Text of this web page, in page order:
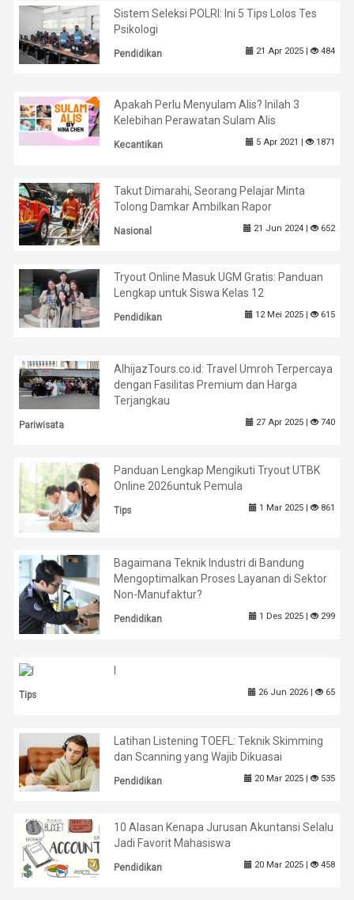
Sistem Seleksi POLRI: Ini 5 Tips Lolos Tes
Psikologi
Pendidikan 21 Apr 2025 | 484
Apakah Perlu Menyulam Alis? Inilah 3
Kelebihan Perawatan Sulam Alis
Kecantikan 5 Apr 2021 | 1871
Takut Dimarahi, Seorang Pelajar Minta
Tolong Damkar Ambilkan Rapor
Nasional 21 Jun 2024 | 652
Tryout Online Masuk UGM Gratis: Panduan
Lengkap untuk Siswa Kelas 12
Pendidikan 12 Mei 2025 | 615
AlhijazTours.co.id: Travel Umroh Terpercaya
dengan Fasilitas Premium dan Harga
Terjangkau
Pariwisata 27 Apr 2025 | 740
Panduan Lengkap Mengikuti Tryout UTBK
Online 2026untuk Pemula
Tips 1 Mar 2025 | 861
Bagaimana Teknik Industri di Bandung
Mengoptimalkan Proses Layanan di Sektor
Non-Manufaktur?
Pendidikan 1 Des 2025 | 299
Tips 26 Jun 2026 | 65
Latihan Listening TOEFL: Teknik Skimming
dan Scanning yang Wajib Dikuasai
Pendidikan 20 Mar 2025 | 535
10 Alasan Kenapa Jurusan Akuntansi Selalu
Jadi Favorit Mahasiswa
Pendidikan 20 Mar 2025 | 458